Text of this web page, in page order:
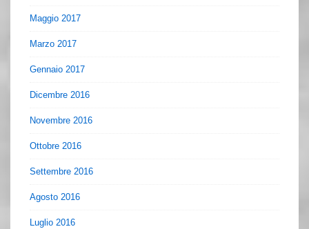
Maggio 2017
Marzo 2017
Gennaio 2017
Dicembre 2016
Novembre 2016
Ottobre 2016
Settembre 2016
Agosto 2016
Luglio 2016